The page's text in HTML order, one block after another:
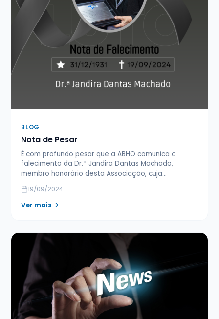
BLOG
Nota de Pesar
É com profundo pesar que a ABHO comunica o
falecimento da Dr.ª Jandira Dantas Machado,
membro honorário desta Associação, cuja…
19/09/2024
Ver mais